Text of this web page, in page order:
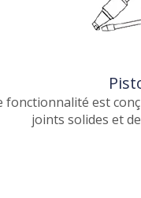
est
joints solides et